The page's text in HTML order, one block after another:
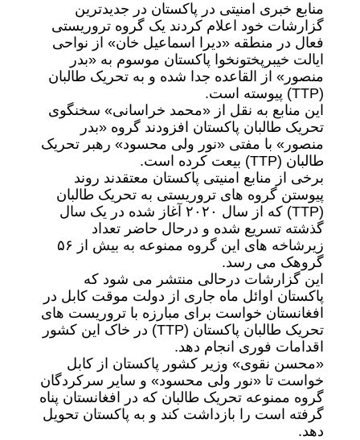
منابع خبری امنیتی در پاکستان در جدیدترین
گزارشات خود اعلام کردند یک گروه تروریستی
فعال در منطقه «دیرا اسماعیل خان» از نواحی
ایالت خیبرپختونخوا پاکستان موسوم به «بدر
منصور» از القاعده جدا شده و به تحریک طالبان
(TTP) پیوسته است.
این منابع به نقل از «محمد خراسانی» سخنگوی
تحریک طالبان پاکستان افزودند گروه «بدر
منصور» با مفتی «نور ولی محسود» رهبر تحریک
طالبان (TTP) بیعت کرده است.
برخی از منابع امنیتی پاکستان معتقدند روند
پیوستن گروه های تروریستی به تحریک طالبان
(TTP) که از سال ۲۰۲۰ آغاز شده در یک سال
گذشته تسریع شده و درحال حاضر تعداد
زیرشاخه های این گروه ممنوعه به بیش از ۵۶
گروهک می رسد.
این گزارشات درحالی منتشر می شود که
پاکستان اوائل ماه جاری از دولت موقت کابل در
افغانستان خواست برای مبارزه با تروریست های
تحریک طالبان پاکستان (TTP) در خاک این کشور
اقدامات فوری انجام دهد.
«محسن نقوی» وزیر کشور پاکستان از کابل
خواست تا «نور ولی محسود» و سایر سرکردگان
گروه ممنوعه تحریک طالبان که در افغانستان پناه
گرفته است را بازداشت کند و به پاکستان تحویل
دهد.